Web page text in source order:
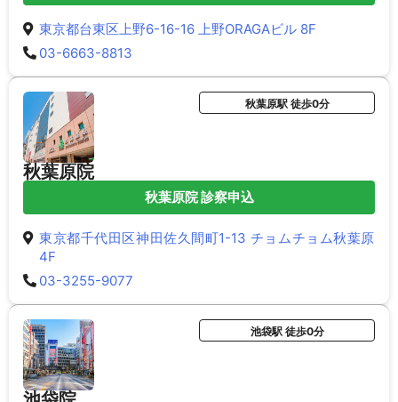
東京都台東区上野6-16-16 上野ORAGAビル 8F
03-6663-8813
秋葉原院
秋葉原駅 徒歩0分
秋葉原院 診察申込
東京都千代田区神田佐久間町1-13 チョムチョム秋葉原
4F
03-3255-9077
池袋駅 徒歩0分